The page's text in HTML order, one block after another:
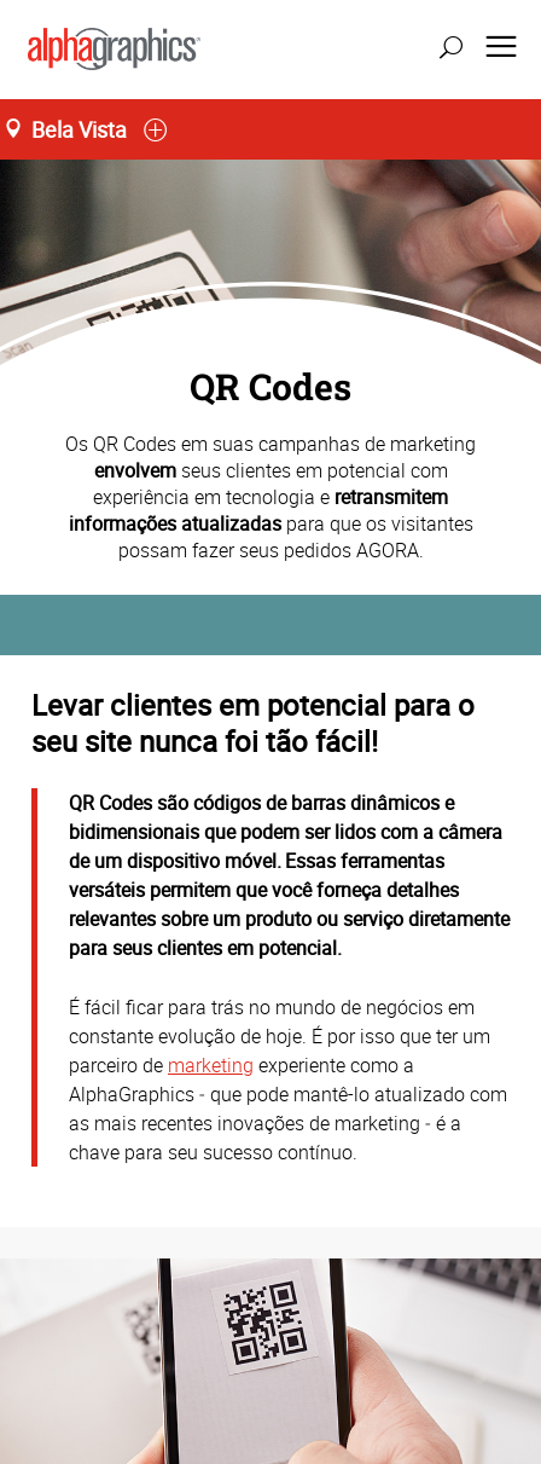
Bela Vista
QR Codes
Os QR Codes em suas campanhas de marketing
envolvemseus clientes em potencial com
experiência em tecnologia e retransmitem
informações atualizadaspara que os visitantes
possam fazer seus pedidos AGORA.
Levar clientes em potencial para o
seu site nunca foi tão fácil!
QRCodes são códigos de barras dinâmicos e
bidimensionais que podem ser lidos com a câmera
de um dispositivo móvel. Essas ferramentas
versáteis permitem que você forneça detalhes
relevantes sobre um produto ou serviço diretamente
para seus clientes em potencial.
É fácil ficar para trás no mundo de negócios em
constante evolução de hoje. É por isso que ter um
parceiro de marketing experiente como a
AlphaGraphics ‒ que pode mantê-lo atualizado com
as mais recentes inovações de marketing ‒ é a
chave para seu sucesso contínuo.